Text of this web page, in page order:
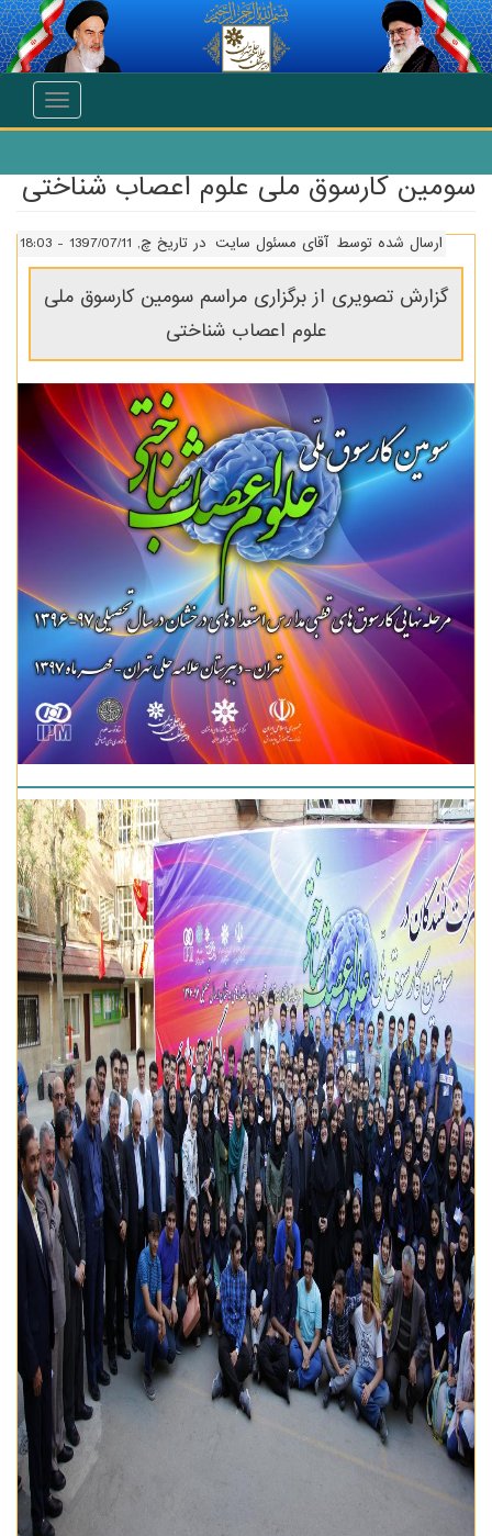
انتقال به محتوای اصلی
Toggle
سومین کارسوق ملی علوم اعصاب شناختی
ارسال شده توسط آقای مسئول سایت در تاریخ چ, 1397/07/11 - 18:03
گزارش تصویری از برگزاری مراسم سومین کارسوق ملی
علوم اعصاب شناختی